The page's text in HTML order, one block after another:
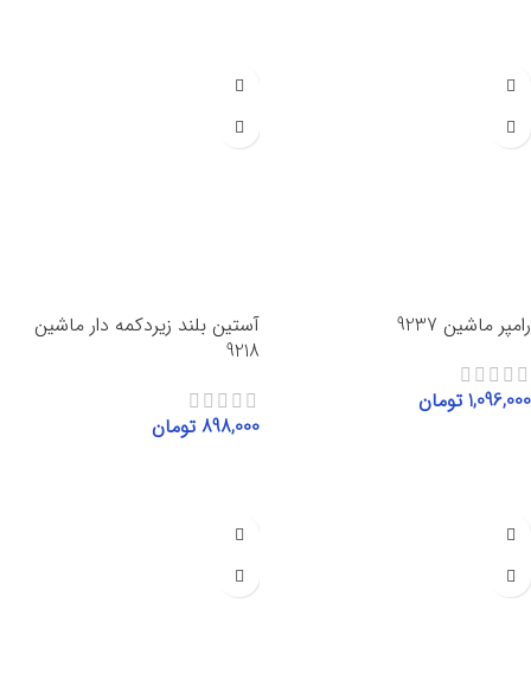
رامپر ماشین 9237
1,096,000 تومان
آستین بلند زیردکمه دار ماشین
9218
898,000 تومان